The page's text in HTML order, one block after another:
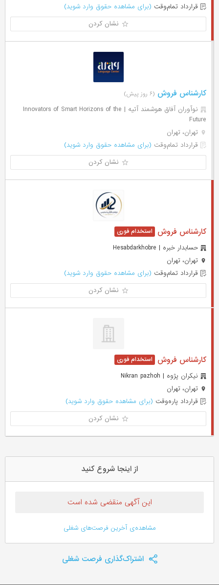
قرارداد تمام‌وقت (برای مشاهده حقوق وارد شوید)
نشان کردن
کارشناس فروش (۶ روز پیش)
نوآوران آفاق هوشمند آتیه | Innovators of Smart Horizons of the
Future
تهران، تهران
قرارداد تمام‌وقت (برای مشاهده حقوق وارد شوید)
نشان کردن
کارشناس فروش
حسابدار خبره | Hesabdarkhobre
تهران، تهران
قرارداد تمام‌وقت (برای مشاهده حقوق وارد شوید)
نشان کردن
کارشناس فروش
نیکران پژوه | Nikran pazhoh
تهران، تهران
قرارداد پاره‌وقت (برای مشاهده حقوق وارد شوید)
نشان کردن
از اینجا شروع کنید
این آگهی منقضی شده است
مشاهده‌ی آخرین فرصت‌های شغلی
اشتراک‌گذاری فرصت شغلی